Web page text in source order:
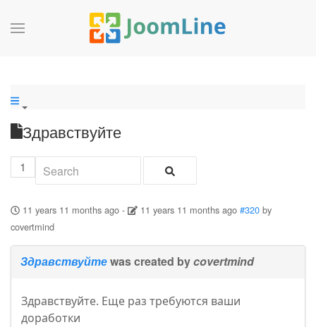
Здравствуйте
1
11 years 11 months ago- 11 years 11 months ago #320 by
covertmind
Здравствуйтеwas created bycovertmind
Здравствуйте. Еще раз требуются ваши
доработки